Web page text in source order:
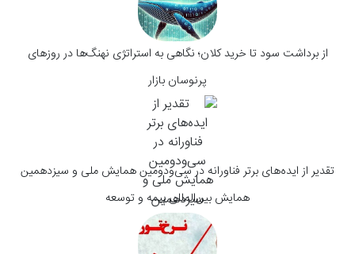
از برداشت سود تا خرید کلان؛ نگاهی به استراتژی‌ نهنگ‌ها در روزهای
پرنوسان بازار
تقدیر از ایده‌های برتر فناورانه در سی‌و‌دومین همایش ملی و سیزدهمین
همایش بین‌المللی بیمه و توسعه